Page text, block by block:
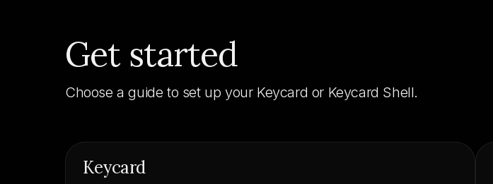
Get started
Choose a guide to set up your Keycard or Keycard Shell.
Keycard